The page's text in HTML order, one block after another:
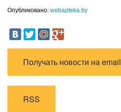
Опубликовано: webapteka.by
Получать новости на email
RSS